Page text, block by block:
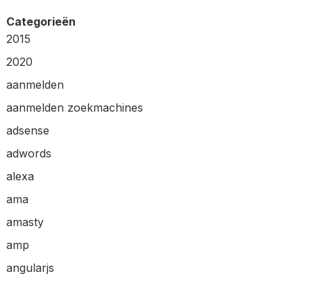
Categorieën
2015
2020
aanmelden
aanmelden zoekmachines
adsense
adwords
alexa
ama
amasty
amp
angularjs